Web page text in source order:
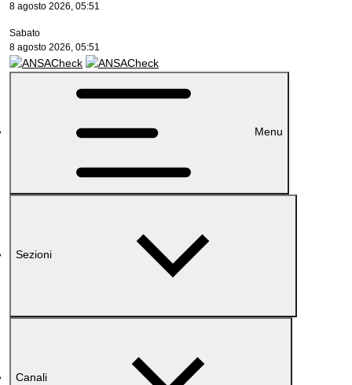
8 agosto 2026, 05:51
Sabato
8 agosto 2026, 05:51
Menu
Sezioni
Canali